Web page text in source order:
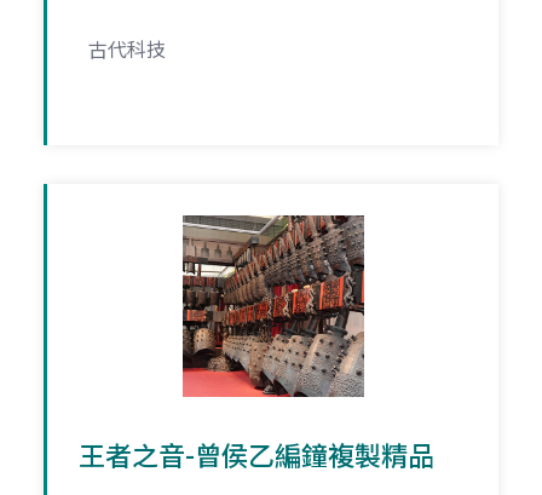
古代科技
王者之音-曾侯乙編鐘複製精品